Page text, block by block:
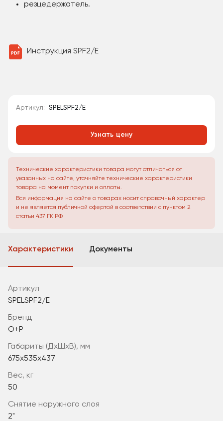
резцедержатель.
Инструкция SPF2/E
Артикул: SPELSPF2/E
Узнать цену
Технические характеристики товара могут отличаться от
указанных на сайте, уточняйте технические характеристики
товара на момент покупки и оплаты.
Вся информация на сайте о товарах носит справочный характер
и не является публичной офертой в соответствии с пунктом 2
статьи 437 ГК РФ.
Характеристики Документы
Артикул
SPELSPF2/E
Бренд
O+P
габариты (ДхШхВ), мм
675x535x437
вес, кг
50
снятие наружного слоя
2"